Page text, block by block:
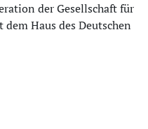
der Gesellschaft für
Haus des Deutschen